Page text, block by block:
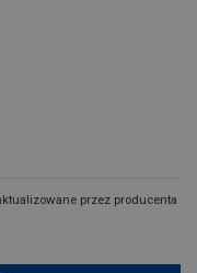
przez producenta